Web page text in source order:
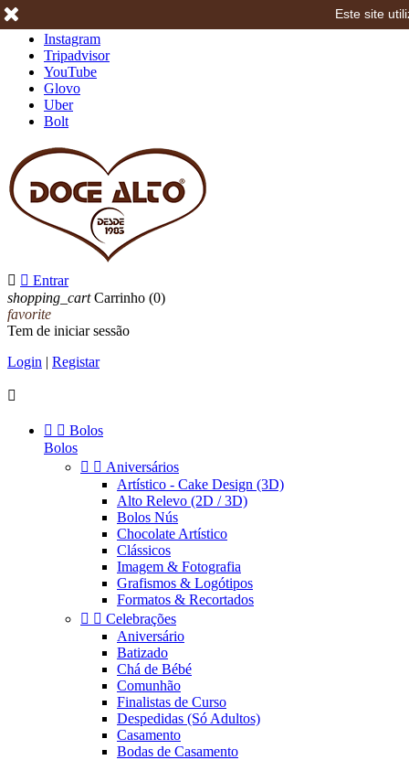
Instagram
Tripadvisor
YouTube
Glovo
Uber
Bolt
  Entrar
shopping_cart Carrinho (0)
favorite
Tem de iniciar sessão
Login | Registar

  Bolos
Bolos
  Aniversários
Artístico - Cake Design (3D)
Alto Relevo (2D / 3D)
Bolos Nús
Chocolate Artístico
Clássicos
Imagem & Fotografia
Grafismos & Logótipos
Formatos & Recortados
  Celebrações
Aniversário
Batizado
Chá de Bébé
Comunhão
Finalistas de Curso
Despedidas (Só Adultos)
Casamento
Bodas de Casamento
Este site